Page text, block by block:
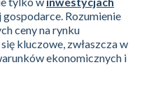
gospodarce. Rozumienie
ceny na rynku
kluczowe, zwłaszcza w
ekonomicznych i